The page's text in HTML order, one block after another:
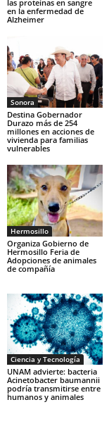
las proteínas en sangre
en la enfermedad de
Alzheimer
Sonora
Destina Gobernador
Durazo más de 254
millones en acciones de
vivienda para familias
vulnerables
Hermosillo
Organiza Gobierno de
Hermosillo Feria de
Adopciones de animales
de compañía
Ciencia y Tecnología
UNAM advierte: bacteria
Acinetobacter baumannii
podría transmitirse entre
humanos y animales